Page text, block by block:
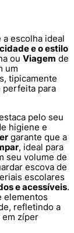
a escolha ideal
e o estilo
ou Viagem de
um
tipicamente
perfeita para
pelo seu
higiene e
garante que a
, ideal para
seu volume de
escova de
escolares
e acessíveis.
elementos
refletindo a
em zíper